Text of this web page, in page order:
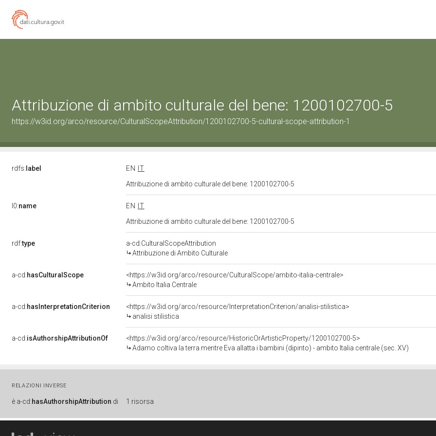
Attribuzione di ambito culturale del bene: 1200102700-5
https://w3id.org/arco/resource/CulturalScopeAttribution/1200102700-5-cultural-scope-attribution-1
rdfs: label EN
IT
Attribuzione di ambito culturale del bene: 1200102700-5
l0:name EN
IT
Attribuzione di ambito culturale del bene: 1200102700-5
rdf:type
a-cd:CulturalScopeAttribution
Attribuzione di Ambito Culturale
a-cd:hasCulturalScope
<https://w3id.org/arco/resource/CulturalScope/ambito-italia-centrale>
Ambito Italia Centrale
a-cd:hasInterpretationCriterion
<https://w3id.org/arco/resource/InterpretationCriterion/analisi-stilistica>
analisi stilistica
a-cd:isAuthorshipAttributionOf
<https://w3id.org/arco/resource/HistoricOrArtisticProperty/1200102700-5>
Adamo coltiva la terra mentre Eva allatta i bambini (dipinto) - ambito Italia centrale (sec. XV)
RELAZIONI INVERSE
è a-cd:hasAuthorshipAttribution di 1 risorsa